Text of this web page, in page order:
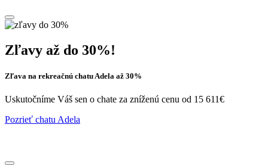
Zľavy až do 30%!
Zľava na rekreačnú chatu Adela až 30%
Uskutočníme Váš sen o chate za zníženú cenu od 15 611€
Pozrieť chatu Adela